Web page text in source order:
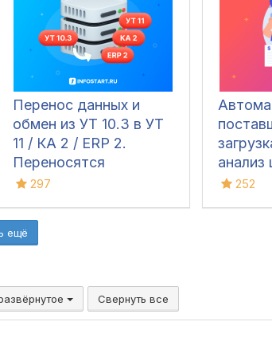
питьевой воды,
велосипедов и шин)
учета
весов,
Перенос данных и
обмен из УТ 10.3 в УТ
11 / КА 2 / ERP 2.
Переносятся
документы,
297
анализ
252
ещё
Свернуть все